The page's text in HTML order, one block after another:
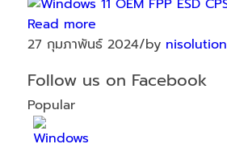
Read more
27 กุมภาพันธ์ 2024/by nisolution
Follow us on Facebook
Popular